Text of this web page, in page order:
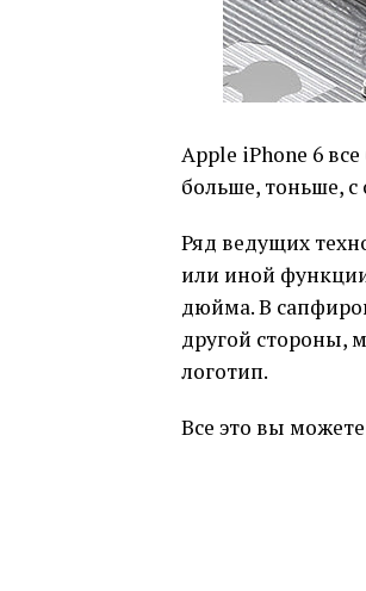
Apple iPhone 6
больше, тоньше,
Ряд ведущих
или иной функции
дюйма. В
другой стороны,
логотип.
Все это вы